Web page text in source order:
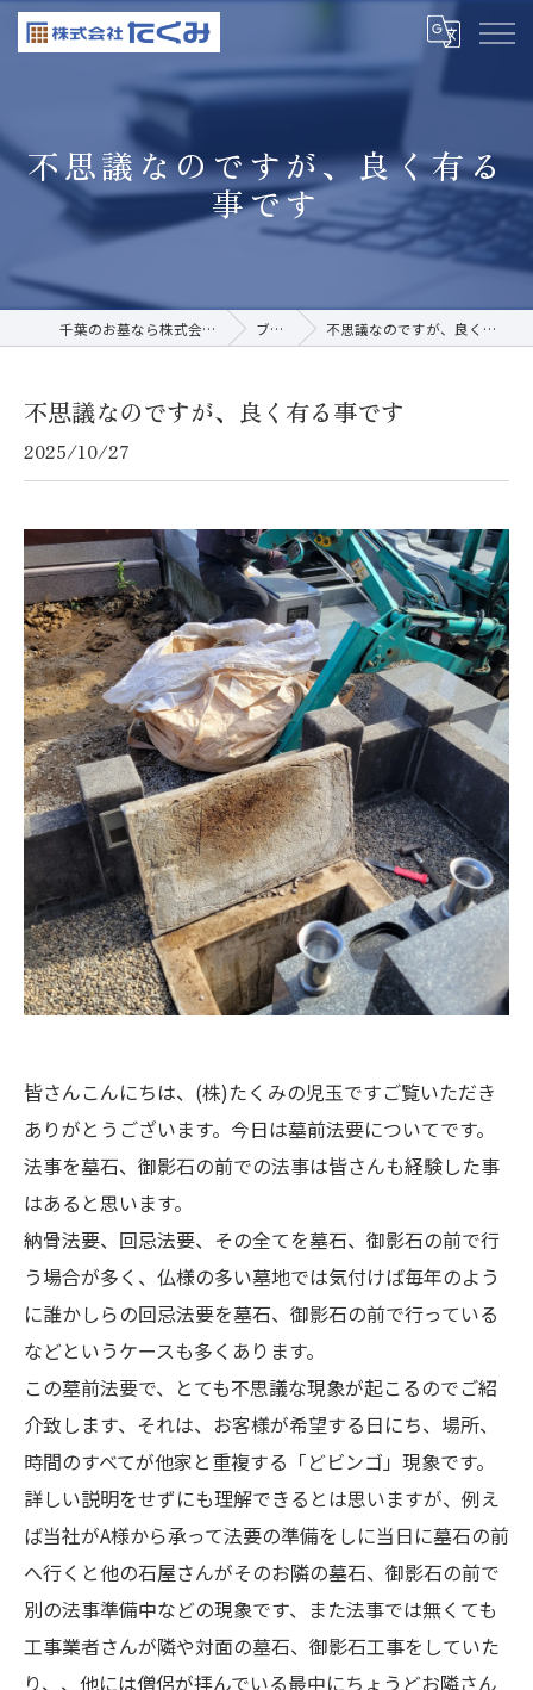
不思議なのですが、良く有る
事です
千葉のお墓なら株式会社たくみ ブログ 不思議なのですが、良く有る事です
不思議なのですが、良く有る事です
2025/10/27
皆さんこんにちは、(株)たくみの児玉ですご覧いただき
ありがとうございます。今日は墓前法要についてです。
法事を墓石、御影石の前での法事は皆さんも経験した事
はあると思います。
納骨法要、回忌法要、その全てを墓石、御影石の前で行
う場合が多く、仏様の多い墓地では気付けば毎年のよう
に誰かしらの回忌法要を墓石、御影石の前で行っている
などというケースも多くあります。
この墓前法要で、とても不思議な現象が起こるのでご紹
介致します、それは、お客様が希望する日にち、場所、
時間のすべてが他家と重複する「どビンゴ」現象です。
詳しい説明をせずにも理解できるとは思いますが、例え
ば当社がA様から承って法要の準備をしに当日に墓石の前
へ行くと他の石屋さんがそのお隣の墓石、御影石の前で
別の法事準備中などの現象です、また法事では無くても
工事業者さんが隣や対面の墓石、御影石工事をしていた
り、、他には僧侶が拝んでいる最中にちょうどお隣さん